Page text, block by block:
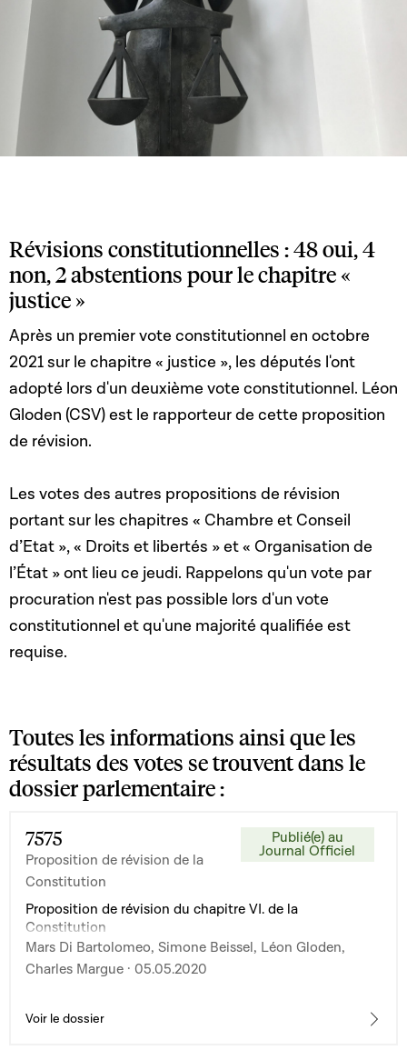
Révisions constitutionnelles : 48 oui, 4
non, 2 abstentions pour le chapitre «
justice »
Après un premier vote constitutionnel en octobre
2021 sur le chapitre « justice », les députés l'ont
adopté lors d'un deuxième vote constitutionnel. Léon
Gloden (CSV) est le rapporteur de cette proposition
de révision.
Les votes des autres propositions de révision
portant sur les chapitres « Chambre et Conseil
d’Etat », « Droits et libertés » et « Organisation de
l’État » ont lieu ce jeudi. Rappelons qu'un vote par
procuration n'est pas possible lors d'un vote
constitutionnel et qu'une majorité qualifiée est
requise.
Toutes les informations ainsi que les
résultats des votes se trouvent dans le
dossier parlementaire :
7575
Proposition de révision de la
Constitution
Publié(e) au
Journal Officiel
Proposition de révision du chapitre VI. de la
Constitution
Mars Di Bartolomeo, Simone Beissel, Léon Gloden,
Charles Margue · 05.05.2020
Voir le dossier